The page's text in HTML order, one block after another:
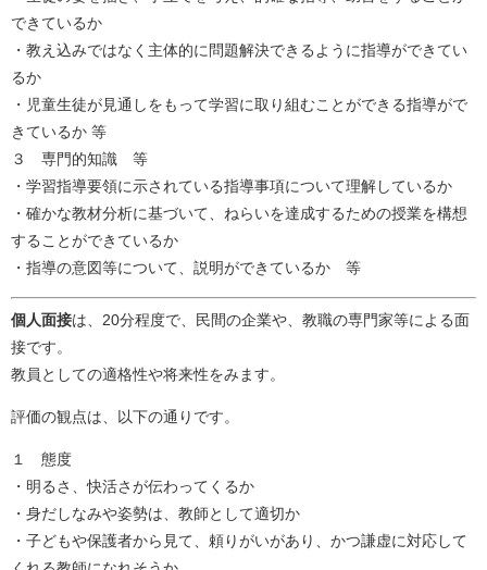
できているか
・教え込みではなく主体的に問題解決できるように指導ができてい
るか
・児童生徒が見通しをもって学習に取り組むことができる指導がで
きているか 等
３ 専門的知識 等
・学習指導要領に示されている指導事項について理解しているか
・確かな教材分析に基づいて、ねらいを達成するための授業を構想
することができているか
・指導の意図等について、説明ができているか 等
個人面接は、20分程度で、民間の企業や、教職の専門家等による面
接です。
教員としての適格性や将来性をみます。
評価の観点は、以下の通りです。
１ 態度
・明るさ、快活さが伝わってくるか
・身だしなみや姿勢は、教師として適切か
・子どもや保護者から見て、頼りがいがあり、かつ謙虚に対応して